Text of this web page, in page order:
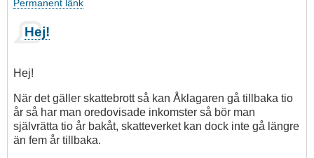
Permanent länk
Hej!
Hej!
När det gäller skattebrott så kan Åklagaren gå tillbaka tio
år så har man oredovisade inkomster så bör man
självrätta tio år bakåt, skatteverket kan dock inte gå längre
än fem år tillbaka.